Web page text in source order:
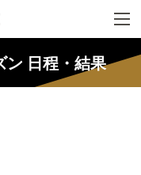
日程・結果